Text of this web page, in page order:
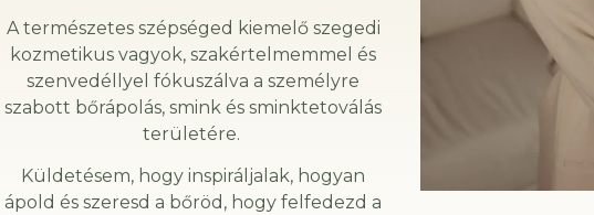
A természetes szépséged kiemelő szegedi
kozmetikus vagyok, szakértelmemmel és
szenvedéllyel fókuszálva a személyre
szabott bőrápolás, smink és sminktetoválás
területére.
Küldetésem, hogy inspiráljalak, hogyan
ápold és szeresd a bőröd, hogy felfedezd a